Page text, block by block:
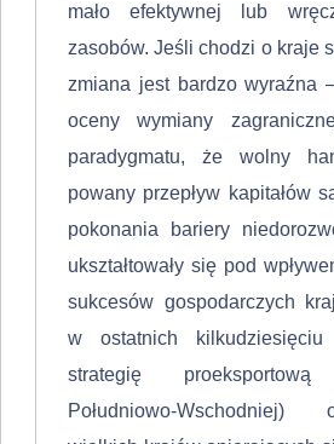
mało efektywnej lub
zasobów. Jeśli cho­dzi o kraje
zmiana jest bardzo wyraźna
oce­ny wymiany
paradygmatu, że wolny
powany przepływ kapitałów
pokonania bariery
ukształtowały się pod
sukcesów gospodarczych
w ostatnich
strategię
Południowo-